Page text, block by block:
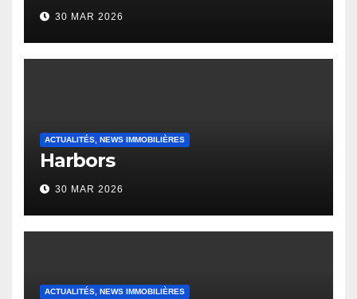
30 MAR 2026
ACTUALITÉS, NEWS IMMOBILIÈRES
Harbors
30 MAR 2026
ACTUALITÉS, NEWS IMMOBILIÈRES